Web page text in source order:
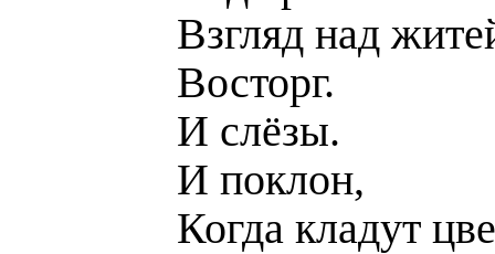
Взгляд над
Восторг.
И слёзы.
И поклон,
Когда кладут